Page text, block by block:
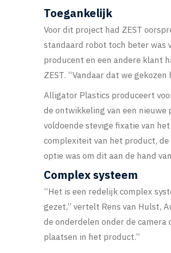
Toegankelijk
Voor dit project had ZEST
standaard robot toch beter was
producent en een andere klant
ZEST. “Vandaar dat we gekozen
Alligator Plastics produceert
de ontwikkeling van een
voldoende stevige fixatie van
complexiteit van het product,
optie was om dit aan de hand
Complex systeem
“Het is een redelijk complex
gezet,” vertelt Rens van Hulst,
de onderdelen onder de
plaatsen in het product.”